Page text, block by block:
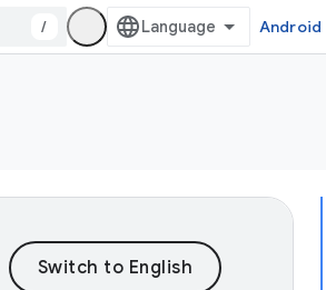
/ Android